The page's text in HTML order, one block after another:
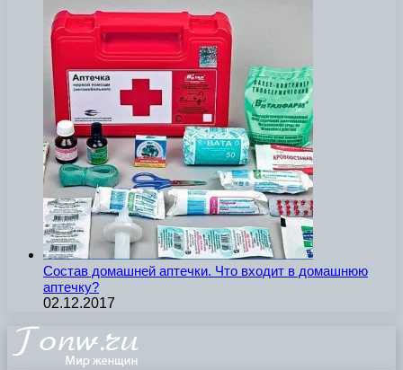
Состав домашней аптечки. Что входит в домашнюю
аптечку?
02.12.2017